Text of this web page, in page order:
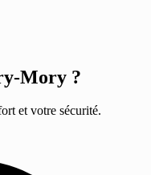
Mory ?
et votre sécurité.